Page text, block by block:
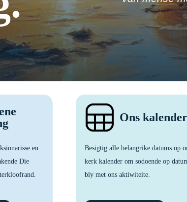
en
Die
Ons kalender
Besigtig alle belangrike datums op
kerk kalender om sodoende op
bly met ons aktiwiteite.